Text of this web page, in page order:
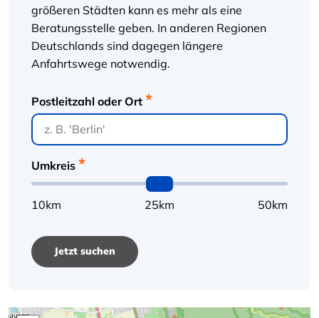
größeren Städten kann es mehr als eine
Beratungsstelle geben. In anderen Regionen
Deutschlands sind dagegen längere
Anfahrtswege notwendig.
Postleitzahl oder Ort
Umkreis
10km 25km 50km
Jetzt suchen